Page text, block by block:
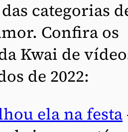
categorias
Confira os
Kwai de
de 2022:
ela na festa